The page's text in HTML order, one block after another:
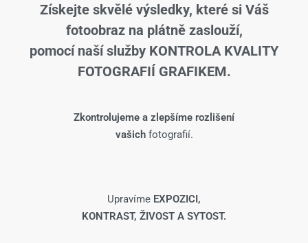
Získejte skvělé výsledky, které si Váš
fotoobraz na plátně zaslouží,
pomocí naší služby KONTROLA KVALITY
FOTOGRAFIÍ GRAFIKEM.
Zkontrolujeme a zlepšíme rozlišení
vašich fotografií.
Upravíme EXPOZICI,
KONTRAST, ŽIVOST A SYTOST.